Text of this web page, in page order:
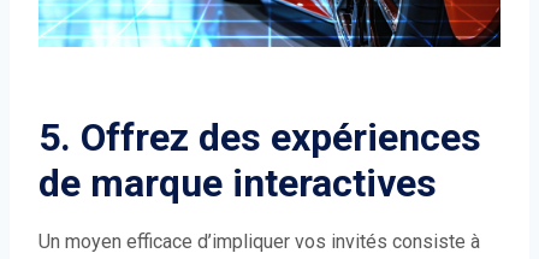
5. Offrez des expériences
de marque interactives
Un moyen efficace d’impliquer vos invités consiste à